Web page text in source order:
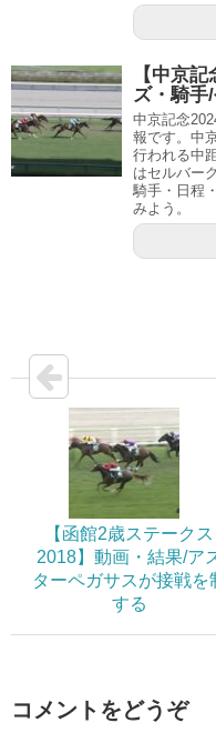
【中京
ズ・騎手
中京記念
報です。中
行われる中
はセルバー
騎手・日程
みよう。
【函館2歳ステークス
2018】動画・結果/ア
ターペガサスが接戦を
する
コメントをどうぞ